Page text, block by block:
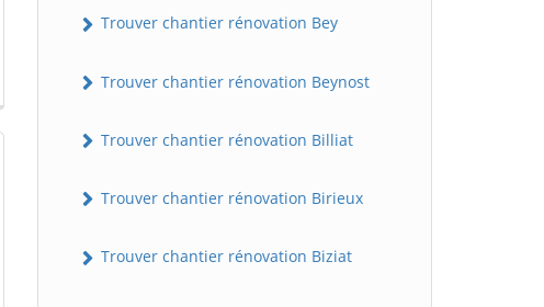
Trouver chantier rénovation Bey
Trouver chantier rénovation Beynost
Trouver chantier rénovation Billiat
Trouver chantier rénovation Birieux
Trouver chantier rénovation Biziat